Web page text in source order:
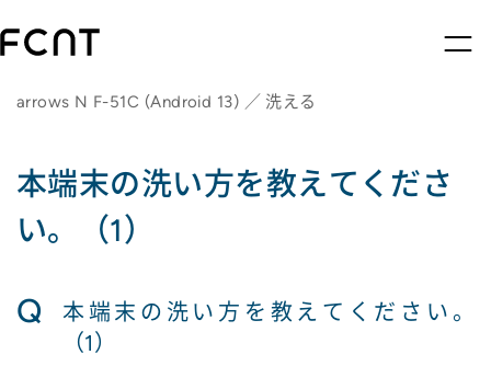
arrows N F-51C (Android 13) ／ 洗える
本端末の洗い方を教えてくださ
い。（1）
Q
本端末の洗い方を教えてください。
（1）